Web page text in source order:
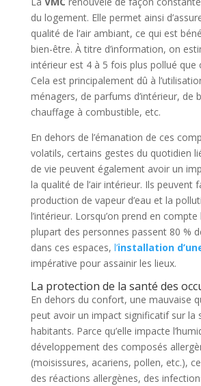
du logement. Elle permet ainsi
qualité de l’air ambiant, ce qui est
bien-être. À titre d’information, on
intérieur est 4 à 5 fois plus pollué que
Cela est principalement dû à
ménagers, de parfums d’intérieur, de
chauffage à combustible, etc.
En dehors de l’émanation de ces
volatils, certains gestes du quotidien
de vie peuvent également avoir un
la qualité de l’air intérieur. Ils peuvent
production de vapeur d’eau et la
l’intérieur. Lorsqu’on prend en
plupart des personnes passent 80 %
dans ces espaces, l’installation
impérative pour assainir les lieux.
La protection de la santé des
En dehors du confort, une mauvaise
peut avoir un impact significatif sur la
habitants. Parce qu’elle impacte
développement des composés
(moisissures, acariens, pollen, etc.),
des réactions allergènes, des